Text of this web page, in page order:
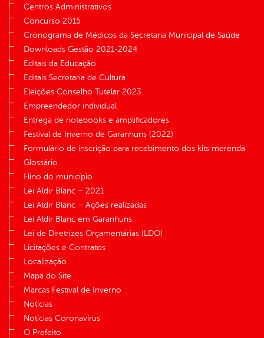
Centros Administrativos
Concurso 2015
Cronograma de Médicos da Secretaria Municipal de Saúde
Downloads Gestão 2021-2024
Editais da Educação
Editais Secretaria de Cultura
Eleições Conselho Tutelar 2023
Empreendedor individual
Entrega de notebooks e amplificadores
Festival de Inverno de Garanhuns (2022)
Formulário de inscrição para recebimento dos kits merenda
Glossário
Hino do município
Lei Aldir Blanc – 2021
Lei Aldir Blanc – Ações realizadas
Lei Aldir Blanc em Garanhuns
Lei de Diretrizes Orçamentárias (LDO)
Licitações e Contratos
Localização
Mapa do Site
Marcas Festival de Inverno
Notícias
Notícias Coronavírus
O Prefeito